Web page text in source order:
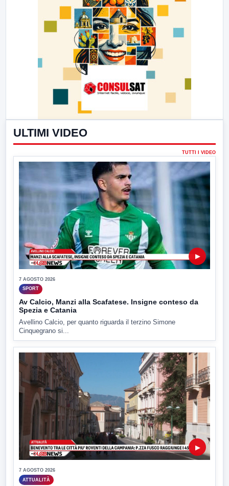
ULTIMI VIDEO
TUTTI I VIDEO
▶
7 AGOSTO 2026
SPORT
Av Calcio, Manzi alla Scafatese. Insigne conteso da
Spezia e Catania
Avellino Calcio, per quanto riguarda il terzino Simone
Cinquegrano si...
▶
7 AGOSTO 2026
ATTUALITÀ